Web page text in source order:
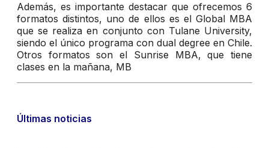
Además, es importante destacar que ofrecemos 6
formatos distintos, uno de ellos es el Global MBA
que se realiza en conjunto con Tulane University,
siendo el único programa con dual degree en Chile.
Otros formatos son el Sunrise MBA, que tiene
clases en la mañana, MB
Últimas noticias